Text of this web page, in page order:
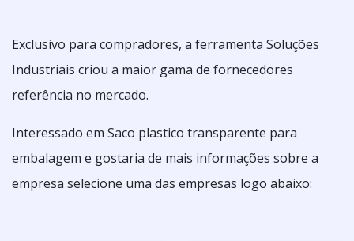
Exclusivo para compradores, a ferramenta Soluções
Industriais criou a maior gama de fornecedores
referência no mercado.
Interessado em Saco plastico transparente para
embalagem e gostaria de mais informações sobre a
empresa selecione uma das empresas logo abaixo: